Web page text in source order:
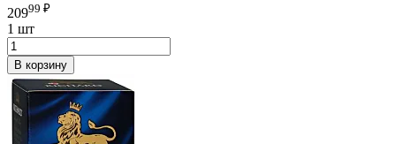
20999 ₽
1 шт
В корзину